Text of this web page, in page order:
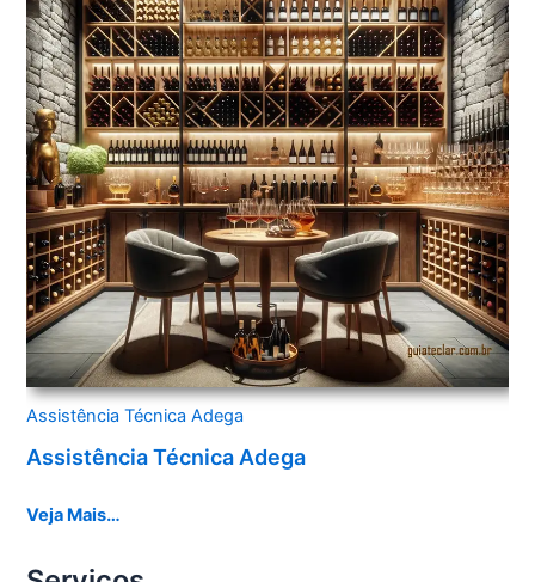
Assistência Técnica Adega
Assistência Técnica Adega
Veja Mais…